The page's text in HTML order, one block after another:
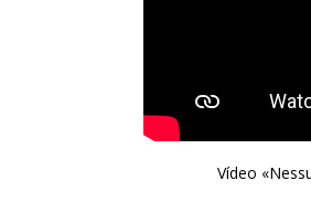
Vídeo